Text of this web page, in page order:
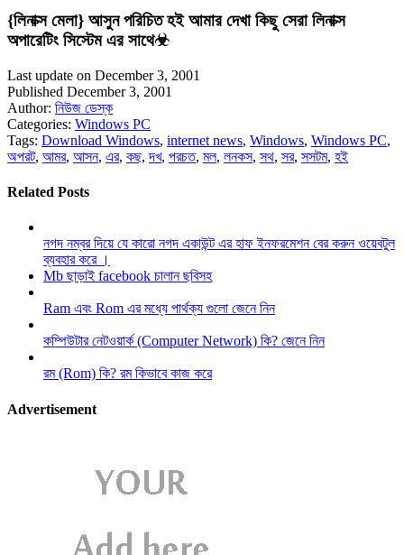
{লিনাক্স মেলা} আসুন পরিচিত হই আমার দেখা কিছু সেরা লিনাক্স
অপারেটিং সিস্টেম এর সাথে☣
Last update on December 3, 2001
Published December 3, 2001
Author: নিউজ ডেস্ক
Categories: Windows PC
Tags: Download Windows, internet news, Windows, Windows PC,
অপরট, আমর, আসন, এর, কছ,দখ, পরচত, মল, লনকস, সথ, সর, সসটম, হই
Related Posts
নগদ নম্বর দিয়ে যে কারো নগদ একাউন্ট এর হাফ ইনফরমেশন বের করুন ওয়েবটুল
ব্যবহার করে ।
Mb ছাড়াই facebook চালান ছবিসহ
Ram এবং Rom এর মধ্যে পার্থক্য গুলো জেনে নিন
কম্পিউটার নেটওয়ার্ক (Computer Network) কি? জেনে নিন
রম (Rom) কি? রম কিভাবে কাজ করে
Advertisement